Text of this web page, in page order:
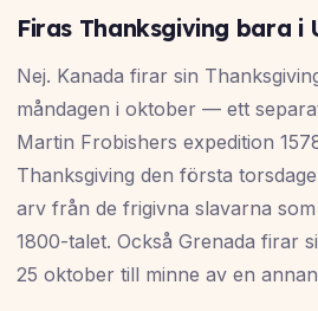
Firas Thanksgiving bara i
Nej. Kanada firar sin
måndagen i oktober — ett
Martin Frobishers expedition
Thanksgiving den första
arv från de frigivna slavarna
1800-talet. Också Grenada firar
25 oktober till minne av en